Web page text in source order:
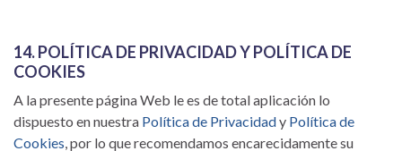
14. POLÍTICA DE PRIVACIDAD Y POLÍTICA DE
COOKIES
A la presente página Web le es de total aplicación lo
dispuesto en nuestra Política de Privacidady Política de
Cookies, por lo que recomendamos encarecidamente su